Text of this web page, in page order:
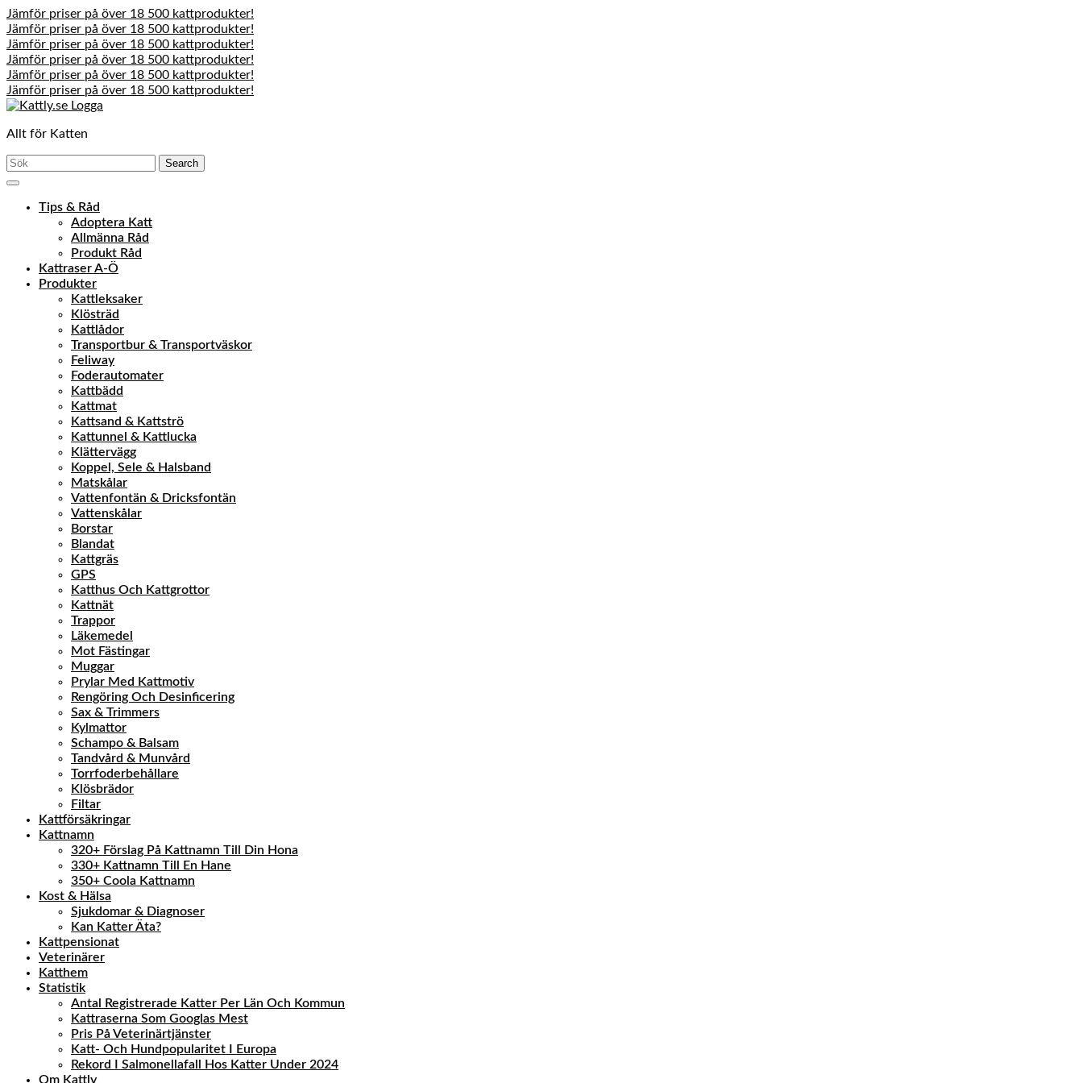
Jämför priser på över 18 500 kattprodukter!
Jämför priser på över 18 500 kattprodukter!
Jämför priser på över 18 500 kattprodukter!
Jämför priser på över 18 500 kattprodukter!
Jämför priser på över 18 500 kattprodukter!
Jämför priser på över 18 500 kattprodukter!
Skip
content
to
content
Allt för Katten
Search
Open
Tips & Råd
Adoptera Katt
Allmänna Råd
Produkt Råd
Kattraser A-Ö
Produkter
Kattleksaker
Klösträd
Kattlådor
Transportbur & Transportväskor
Feliway
Foderautomater
Kattbädd
Kattmat
Kattsand & Kattströ
Kattunnel & Kattlucka
Klättervägg
Koppel, Sele & Halsband
Matskålar
Vattenfontän & Dricksfontän
Vattenskålar
Borstar
Blandat
Kattgräs
GPS
Katthus Och Kattgrottor
Kattnät
Trappor
Läkemedel
Mot Fästingar
Muggar
Prylar Med Kattmotiv
Rengöring Och Desinficering
Sax & Trimmers
Kylmattor
Schampo & Balsam
Tandvård & Munvård
Torrfoderbehållare
Klösbrädor
Filtar
Kattförsäkringar
Kattnamn
320+ Förslag På Kattnamn Till Din Hona
330+ Kattnamn Till En Hane
350+ Coola Kattnamn
Kost & Hälsa
Sjukdomar & Diagnoser
Kan Katter Äta?
Kattpensionat
Veterinärer
Katthem
Statistik
Antal Registrerade Katter Per Län Och Kommun
Kattraserna Som Googlas Mest
Pris På Veterinärtjänster
Katt- Och Hundpopularitet I Europa
Rekord I Salmonellafall Hos Katter Under 2024
Om Kattly